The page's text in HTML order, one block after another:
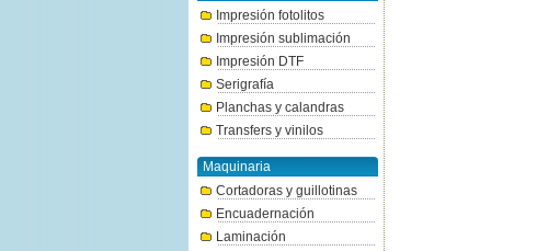
Impresión fotolitos
Impresión sublimación
Impresión DTF
Serigrafía
Planchas y calandras
Transfers y vinilos
Maquinaria
Cortadoras y guillotinas
Encuadernación
Laminación